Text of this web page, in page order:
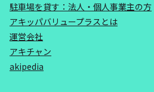
駐車場を貸す：法人・個人事業主の方
アキッパバリュープラスとは
運営会社
アキチャン
akipedia